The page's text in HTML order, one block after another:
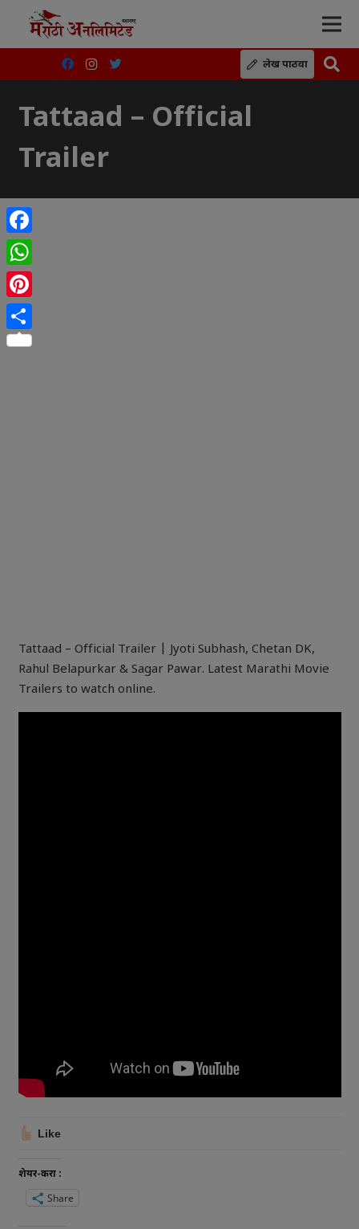
लेख पाठवा
Tattaad – Official
Trailer
Tattaad – Official Trailer | Jyoti Subhash, Chetan DK,
Rahul Belapurkar & Sagar Pawar. Latest Marathi Movie
Trailers to watch online.
Like
शेयर-करा :
Share
Facebook
WhatsApp
Pinterest
Share